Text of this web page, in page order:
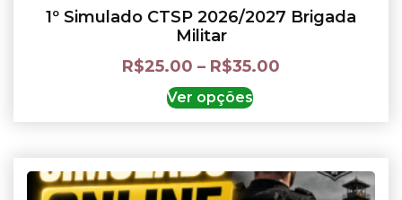
1º Simulado CTSP 2026/2027 Brigada
Militar
R$25.00 – R$35.00
Ver opções